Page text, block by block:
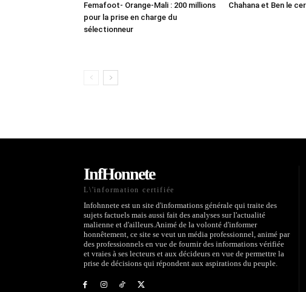
Femafoot- Orange-Mali : 200 millions
pour la prise en charge du
sélectionneur
Chahana et Ben le
InfHonnete
L\'information certifiée
Infohnnete est un site d'informations générale qui traite des
sujets factuels mais aussi fait des analyses sur l'actualité
malienne et d'ailleurs.Animé de la volonté d'informer
honnêtement, ce site se veut un média professionnel, animé par
des professionnels en vue de fournir des informations vérifiée
et vraies à ses lecteurs et aux décideurs en vue de permettre la
prise de décisions qui répondent aux aspirations du peuple.